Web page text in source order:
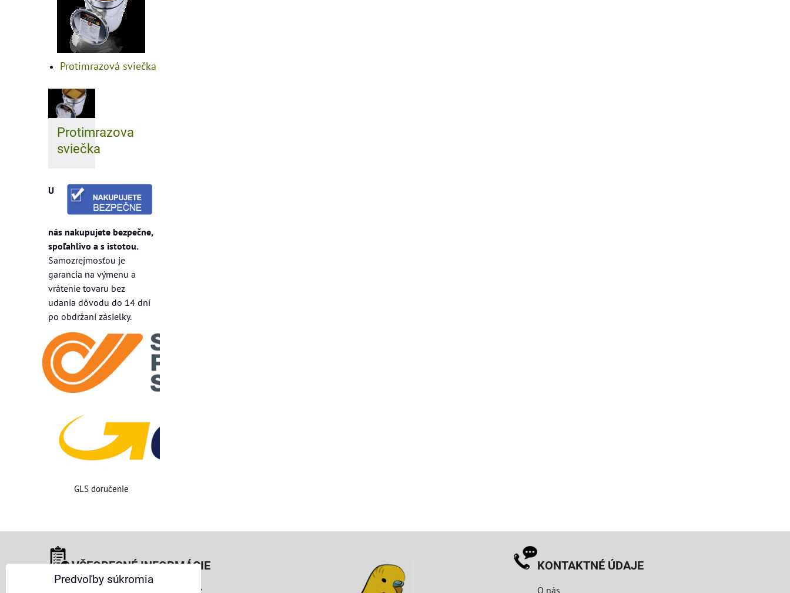
Protimrazová sviečka
Protimrazova
sviečka
U
nás nakupujete bezpečne,
spoľahlivo a s istotou.
Samozrejmosťou je
garancia na výmenu a
vrátenie tovaru bez
udania dôvodu do 14 dní
po obdržaní zásielky.
GLS doručenie
VŠEOBECNÉ INFORMÁCIE
Obchodné podmienky pre osoby
KONTAKTNÉ ÚDAJE
O nás
Predvoľby súkromia